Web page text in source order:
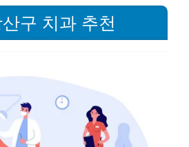
구 치과 추천